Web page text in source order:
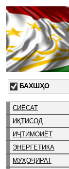
БАХШҲО
СИЁСАТ
ИҚТИСОД
ИҶТИМОИЁТ
ЭНЕРГЕТИКА
МУҲОҶИРАТ